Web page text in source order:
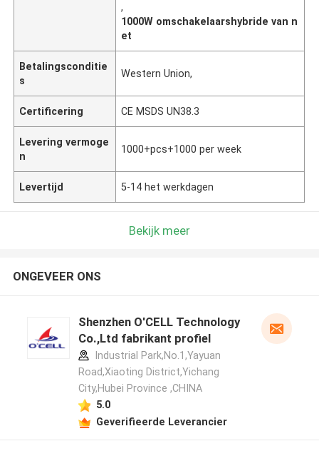
,
1000W omschakelaarshybride van n
et
Betalingsconditie
s
Western Union,
Certificering CE MSDS UN38.3
Levering vermoge
n
1000+pcs+1000 per week
Levertijd 5-14 het werkdagen
Bekijk meer
ONGEVEER ONS
Shenzhen O'CELL Technology
Co.,Ltd fabrikant profiel
Industrial Park,No.1,Yayuan
Road,Xiaoting District,Yichang
City,Hubei Province ,CHINA
5.0
Geverifieerde Leverancier